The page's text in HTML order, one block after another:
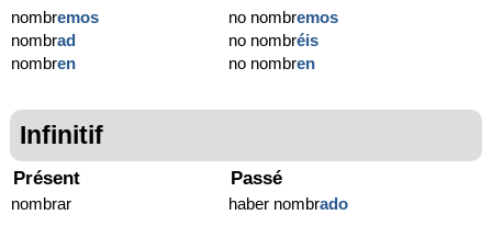
nombremos
nombrad
nombren
no nombremos
no nombréis
no nombren
Infinitif
Présent
nombrar
Passé
haber nombrado